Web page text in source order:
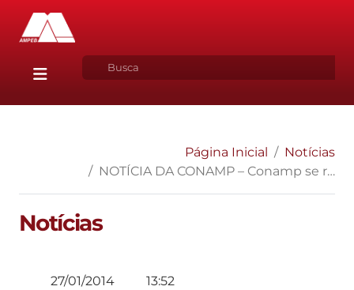
Página Inicial
Notícias
NOTÍCIA DA CONAMP – Conamp se reúne com PGJ do Maranhão
Notícias
27/01/2014 13:52